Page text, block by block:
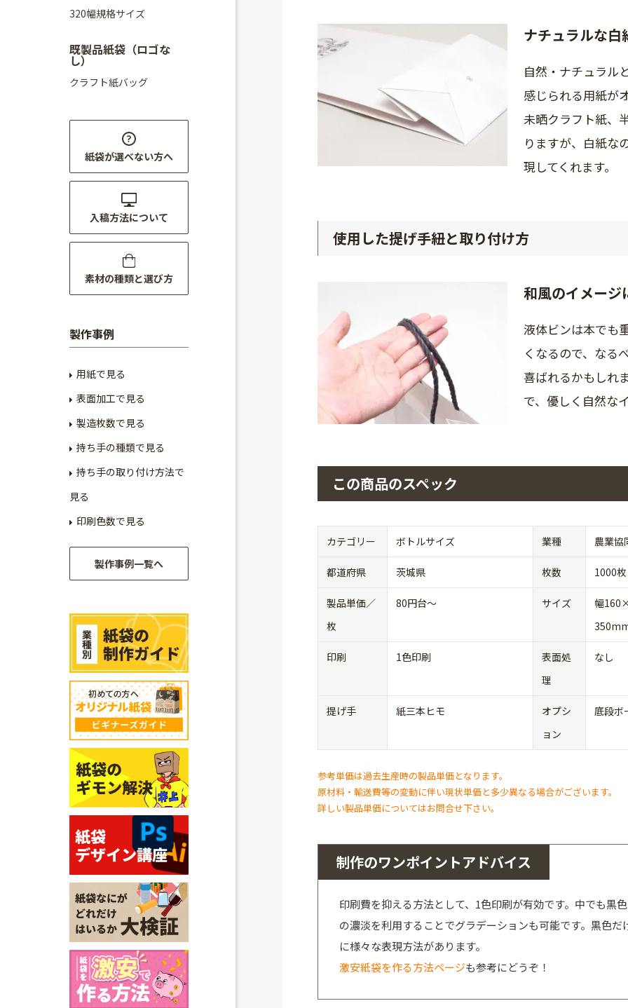
ナチュラルな白
自然・ナチュラル
感じられる用紙が
未晒クラフト紙、
りますが、白紙な
現してくれます。
使用した提げ手紐と取り付け方
和風のイメージ
液体ビンは本でも
くなるので、なる
喜ばれるかもしれ
で、優しく自然な
この商品のスペック
カテゴリー ボトルサイズ 業種 農業協
都道府県 茨城県 枚数 1000枚
製品単価／
枚
80円台〜 サイズ
幅
印刷 1色印刷
表面処
理
なし
提げ手 紙三本ヒモ
オプシ
ョン
底段ボ
参考単価は過去生産時の製品単価となります。
原材料・輸送費等の変動に伴い現状単価と多少異なる場合がございます。
詳しい製品単価についてはお問合せ下さい。
制作のワンポイントアドバイス
印刷費を抑える方法として、1色印刷が有効です。中でも黒
の濃淡を利用することでグラデーションも可能です。黒色
に様々な表現方法があります。
激安紙袋を作る方法ページも参考にどうぞ！
320幅規格サイズ
既製品紙袋（ロゴな
し）
クラフト紙バッグ
紙袋が選べない方へ
入稿方法について
素材の種類と選び方
製作事例
用紙で見る
表面加工で見る
製造枚数で見る
持ち手の種類で見る
持ち手の取り付け方法で
見る
印刷色数で見る
製作事例一覧へ